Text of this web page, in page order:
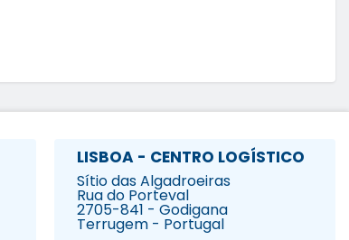
LISBOA - CENTRO LOGÍSTICO
Sítio das Algadroeiras
Rua do Porteval
2705-841 - Godigana
Terrugem - Portugal